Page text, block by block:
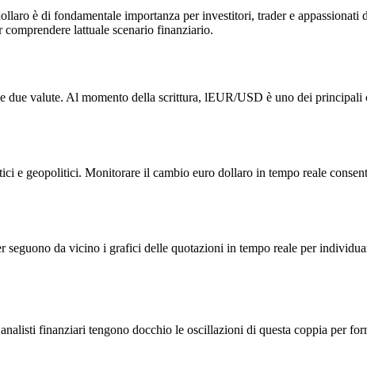
è di fondamentale importanza per investitori, trader e appassionati
lattuale scenario finanziario.
valute. Al momento della scrittura, lEUR/USD è uno dei
e geopolitici. Monitorare il cambio euro dollaro in tempo reale
da vicino i grafici delle quotazioni in tempo reale per
finanziari tengono docchio le oscillazioni di questa coppia per